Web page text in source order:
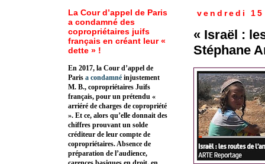
vendredi
« Israël :
Stéphane
La Cour d’appel de Paris
a condamné des
copropriétaires juifs
français en créant leur «
dette » !
En 2017, la Cour d’appel de
Paris a condamné injustement
M. B., copropriétaires Juifs
français, pour un prétendu «
arriéré de charges de copropriété
». Et ce, alors qu’elle donnait des
chiffres prouvant un solde
créditeur de leur compte de
copropriétaires. Absence de
préparation de l’audience,